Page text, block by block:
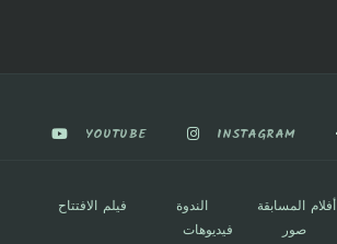
INSTAGRAM
YOUTUBE
أفلام المسابقة الندوة
فيلم الافتتاح
صور
فيديوهات